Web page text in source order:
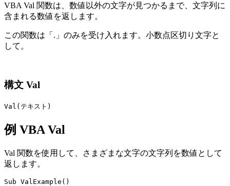
VBA Val 関数は、数値以外の文字が見つかるまで、文字列に
含まれる数値を返します。
この関数は「.」のみを受け入れます。小数点区切り文字と
して。
構文 Val
Val(テキスト)
例 VBA Val
Val 関数を使用して、さまざまな文字の文字列を数値として
返します。
Sub ValExample()